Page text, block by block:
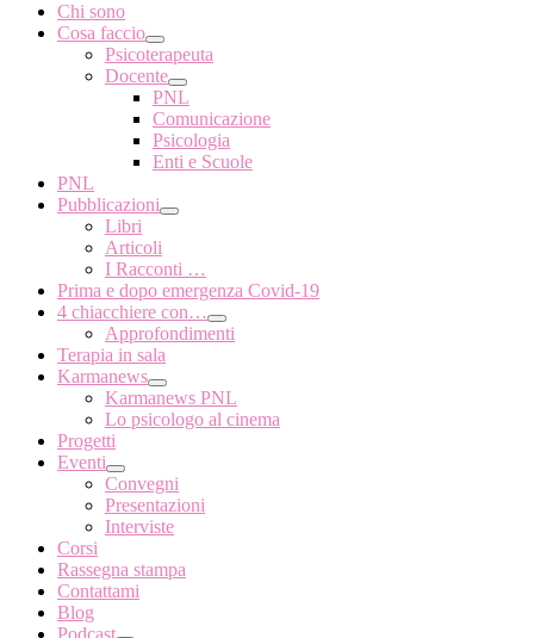
Chi sono
Cosa faccio
Psicoterapeuta
Docente
PNL
Comunicazione
Psicologia
Enti e Scuole
PNL
Pubblicazioni
Libri
Articoli
I Racconti …
Prima e dopo emergenza Covid-19
4 chiacchiere con…
Approfondimenti
Terapia in sala
Karmanews
Karmanews PNL
Lo psicologo al cinema
Progetti
Eventi
Convegni
Presentazioni
Interviste
Corsi
Rassegna stampa
Contattami
Blog
Podcast